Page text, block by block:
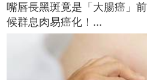
嘴唇長黑斑竟是「大腸癌」
候群息肉易癌化！...